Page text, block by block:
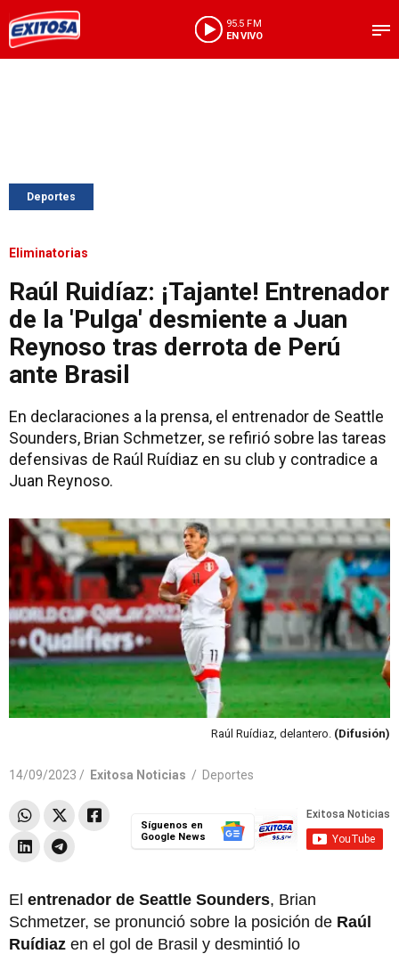
95.5 FM
EN VIVO
Deportes
Eliminatorias
Raúl Ruidíaz: ¡Tajante! Entrenador
de la 'Pulga' desmiente a Juan
Reynoso tras derrota de Perú
ante Brasil
En declaraciones a la prensa, el entrenador de Seattle
Sounders, Brian Schmetzer, se refirió sobre las tareas
defensivas de Raúl Ruídiaz en su club y contradice a
Juan Reynoso.
Raúl Ruídiaz, delantero. (Difusión)
14/09/2023 / Exitosa Noticias / Deportes
Síguenos en
Google News
El entrenador de Seattle Sounders, Brian
Schmetzer, se pronunció sobre la posición de Raúl
Ruídiaz en el gol de Brasil y desmintió lo